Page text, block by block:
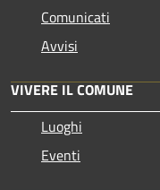
Comunicati
Avvisi
VIVERE IL COMUNE
Luoghi
Eventi